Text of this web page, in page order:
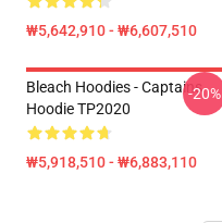
₩5,642,910 - ₩6,607,510
Bleach Hoodies - Captains
Hoodie TP2020
₩5,918,510 - ₩6,883,110
-20%